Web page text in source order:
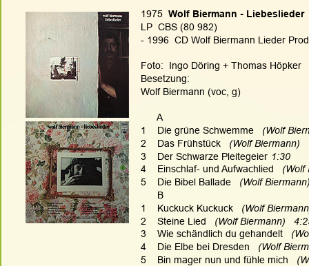
1975 Wolf Biermann - Liebeslieder
LP  CBS (80 982)
- 1996  CD Wolf Biermann Lieder
Foto:  Ingo Döring + Thomas Höpker
Besetzung:
Wolf Biermann (voc, g)
      A
1    Die grüne Schwemme
(Wolf
2    Das Frühstück
(Wolf Biermann)
3    Der Schwarze Pleitegeier 1:30
4    Einschlaf- und Aufwachlied
5    Die Bibel Ballade
(Wolf
      B
1    Kuckuck Kuckuck
(Wolf
2    Steine Lied
(Wolf Biermann)
3    Wie schändlich du gehandelt
4    Die Elbe bei Dresden
(Wolf
5    Bin mager nun und fühle mich